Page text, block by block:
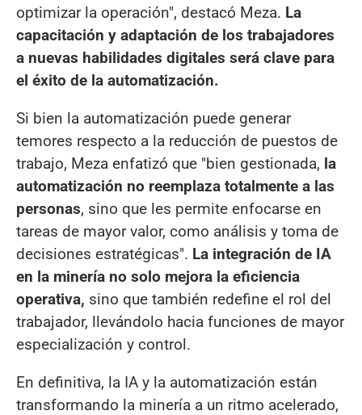
optimizar la operación", destacó Meza. La
capacitación y adaptación de los trabajadores
a nuevas habilidades digitales será clave para
el éxito de la automatización.
Si bien la automatización puede generar
temores respecto a la reducción de puestos de
trabajo, Meza enfatizó que "bien gestionada, la
automatización no reemplaza totalmente a las
personas, sino que les permite enfocarse en
tareas de mayor valor, como análisis y toma de
decisiones estratégicas". La integración de IA
en la minería no solo mejora la eficiencia
operativa, sino que también redefine el rol del
trabajador, llevándolo hacia funciones de mayor
especialización y control.
En definitiva, la IA y la automatización están
transformando la minería a un ritmo acelerado,